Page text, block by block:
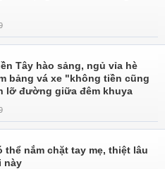
Tây hào sảng, ngủ vỉa hè
bảng vá xe "không tiền cũng
lỡ đường giữa đêm khuya
thể nắm chặt tay mẹ, thiệt lâu
này